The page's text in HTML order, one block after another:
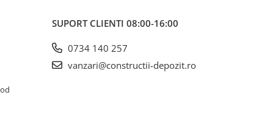
SUPORT CLIENTI 08:00-16:00
0734 140 257
vanzari@constructii-depozit.ro